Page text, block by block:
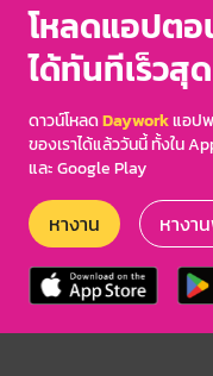
โหลดแอปตอ
ได้ทันทีเร็วสุ
ดาวน์โหลดDayworkแอป
ของเราได้แล้ววันนี้ ทั้งใน
และ Google Play
หางาน หางา